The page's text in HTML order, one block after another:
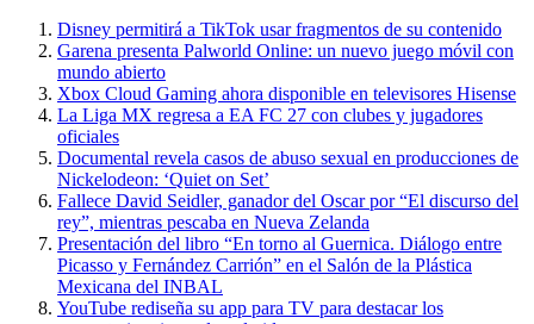
Disney permitirá a TikTok usar fragmentos de su contenido
Garena presenta Palworld Online: un nuevo juego móvil con
mundo abierto
Xbox Cloud Gaming ahora disponible en televisores Hisense
La Liga MX regresa a EA FC 27 con clubes y jugadores
oficiales
Documental revela casos de abuso sexual en producciones de
Nickelodeon: ‘Quiet on Set’
Fallece David Seidler, ganador del Oscar por “El discurso del
rey”, mientras pescaba en Nueva Zelanda
Presentación del libro “En torno al Guernica. Diálogo entre
Picasso y Fernández Carrión” en el Salón de la Plástica
Mexicana del INBAL
YouTube rediseña su app para TV para destacar los